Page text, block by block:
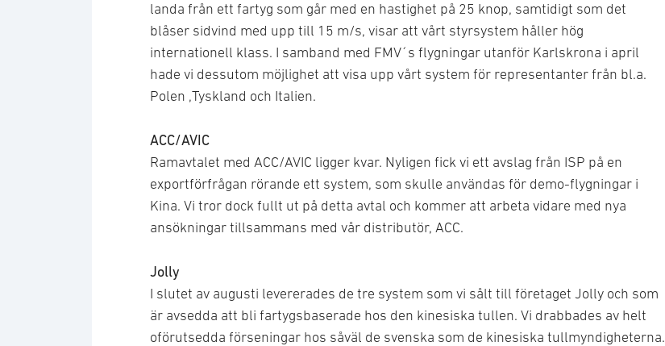
landa från ett fartyg som går med en hastighet på 25 knop, samtidigt som det
blåser sidvind med upp till 15 m/s, visar att vårt styrsystem håller hög
internationell klass. I samband med FMV´s flygningar utanför Karlskrona i april
hade vi dessutom möjlighet att visa upp vårt system för representanter från bl.a.
Polen ,Tyskland och Italien.
ACC/AVIC
Ramavtalet med ACC/AVIC ligger kvar. Nyligen fick vi ett avslag från ISP på en
exportförfrågan rörande ett system, som skulle användas för demo-flygningar i
Kina. Vi tror dock fullt ut på detta avtal och kommer att arbeta vidare med nya
ansökningar tillsammans med vår distributör, ACC.
Jolly
I slutet av augusti levererades de tre system som vi sålt till företaget Jolly och som
är avsedda att bli fartygsbaserade hos den kinesiska tullen. Vi drabbades av helt
oförutsedda förseningar hos såväl de svenska som de kinesiska tullmyndigheterna.